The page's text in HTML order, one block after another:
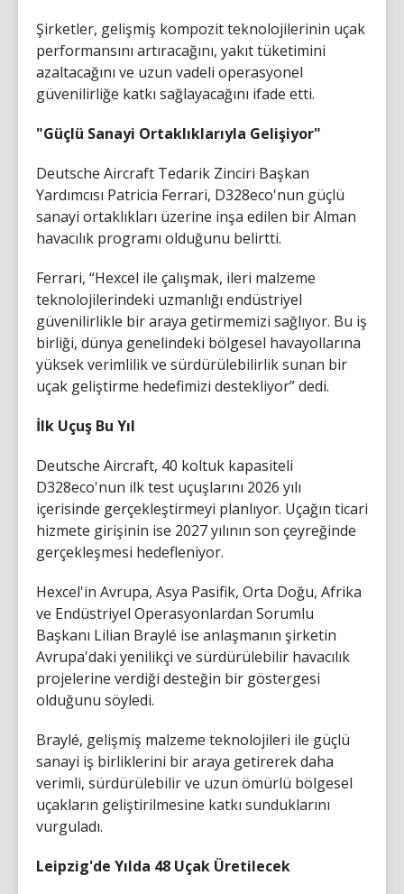
Şirketler, gelişmiş kompozit teknolojilerinin uçak
performansını artıracağını, yakıt tüketimini
azaltacağını ve uzun vadeli operasyonel
güvenilirliğe katkı sağlayacağını ifade etti.
"Güçlü Sanayi Ortaklıklarıyla Gelişiyor"
Deutsche Aircraft Tedarik Zinciri Başkan
Yardımcısı Patricia Ferrari, D328eco'nun güçlü
sanayi ortaklıkları üzerine inşa edilen bir Alman
havacılık programı olduğunu belirtti.
Ferrari, “Hexcel ile çalışmak, ileri malzeme
teknolojilerindeki uzmanlığı endüstriyel
güvenilirlikle bir araya getirmemizi sağlıyor. Bu iş
birliği, dünya genelindeki bölgesel havayollarına
yüksek verimlilik ve sürdürülebilirlik sunan bir
uçak geliştirme hedefimizi destekliyor” dedi.
İlk Uçuş Bu Yıl
Deutsche Aircraft, 40 koltuk kapasiteli
D328eco'nun ilk test uçuşlarını 2026 yılı
içerisinde gerçekleştirmeyi planlıyor. Uçağın ticari
hizmete girişinin ise 2027 yılının son çeyreğinde
gerçekleşmesi hedefleniyor.
Hexcel'in Avrupa, Asya Pasifik, Orta Doğu, Afrika
ve Endüstriyel Operasyonlardan Sorumlu
Başkanı Lilian Braylé ise anlaşmanın şirketin
Avrupa'daki yenilikçi ve sürdürülebilir havacılık
projelerine verdiği desteğin bir göstergesi
olduğunu söyledi.
Braylé, gelişmiş malzeme teknolojileri ile güçlü
sanayi iş birliklerini bir araya getirerek daha
verimli, sürdürülebilir ve uzun ömürlü bölgesel
uçakların geliştirilmesine katkı sunduklarını
vurguladı.
Leipzig'de Yılda 48 Uçak Üretilecek